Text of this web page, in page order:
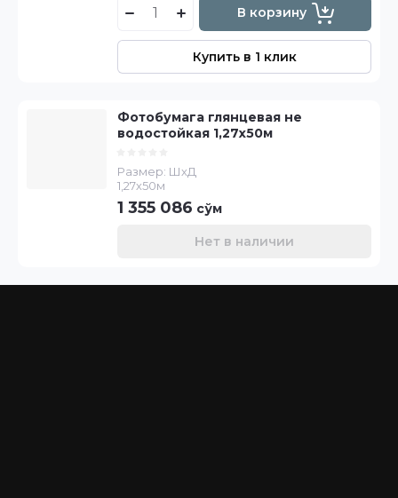
В корзину
Купить в 1 клик
Фотобумага глянцевая не
водостойкая 1,27х50м
Размер: ШхД
1,27х50м
1 355 086 сўм
Нет в наличии